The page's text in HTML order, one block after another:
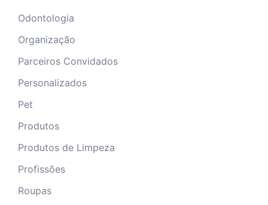
Odontologia
Organização
Parceiros Convidados
Personalizados
Pet
Produtos
Produtos de Limpeza
Profissões
Roupas